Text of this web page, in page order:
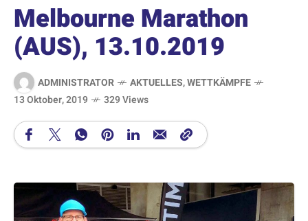
Melbourne Marathon
(AUS), 13.10.2019
ADMINISTRATOR AKTUELLES,WETTKÄMPFE
13 Oktober, 2019
329 Views